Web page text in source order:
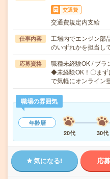
交通費
交通費規定内支給
仕事内容
工場内でエンジン部
のいずれかを担当し
応募資格
職種未経験OK / ブラ
◆未経験OK！〇まず
で気軽にオンライ
職場の雰囲気
年齢層
20代
30代
気になる! 応